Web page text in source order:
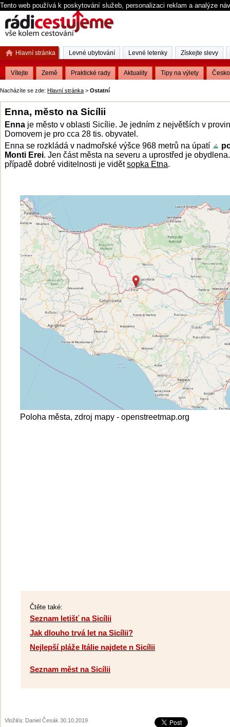
Tento web používá k poskytování služeb, personalizaci reklam a analýze
Nacházíte se zde: Hlavní stránka > Ostatní
Enna, město na Sicílii
Enna je město v oblasti Sicílie. Je jedním z největších v
Domovem je pro cca 28 tis. obyvatel.
Enna se rozkládá v nadmořské výšce 968 metrů na úpatí
Monti Erei. Jen část města na severu a uprostřed je
případě dobré viditelnosti je vidětsopka Etna.
Poloha města, zdroj mapy - openstreetmap.org
Čtěte také:
Seznam letišť na Sicílii
Jak dlouho trvá let na Sicílii?
Nejlepší pláže Itálie najdete n Sicílii
Seznam měst na Sicílii
Vložil/a: Daniel Česák 30.10.2019
Hlavní stránka
Vítejte Země Praktické rady Aktuality Tipy na výlety Česko
Levné ubytování Levné letenky Získejte slevy